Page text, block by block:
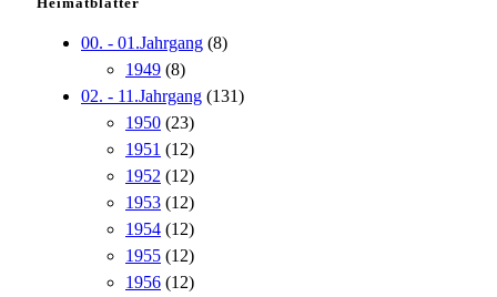
00. - 01.Jahrgang (8)
1949 (8)
02. - 11.Jahrgang (131)
1950 (23)
1951 (12)
1952 (12)
1953 (12)
1954 (12)
1955 (12)
1956 (12)